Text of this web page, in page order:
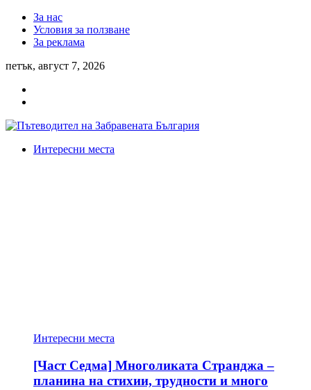
За нас
Условия за ползване
За реклама
петък, август 7, 2026
Интересни места
Интересни места
[Част Седма] Многоликата Странджа –
планина на стихии, трудности и много